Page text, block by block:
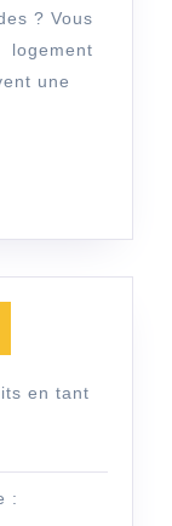
des
lieux
clés
?
? Vous
une
en tant
: